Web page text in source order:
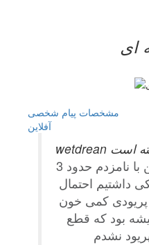
ای
مشخصات پیام شخصی
آفلاين
سلام تورو خدا کمک کنید من با نامزدم حدود 3
داشتیم احتمال
پریودی کمی خون
بود که قطع